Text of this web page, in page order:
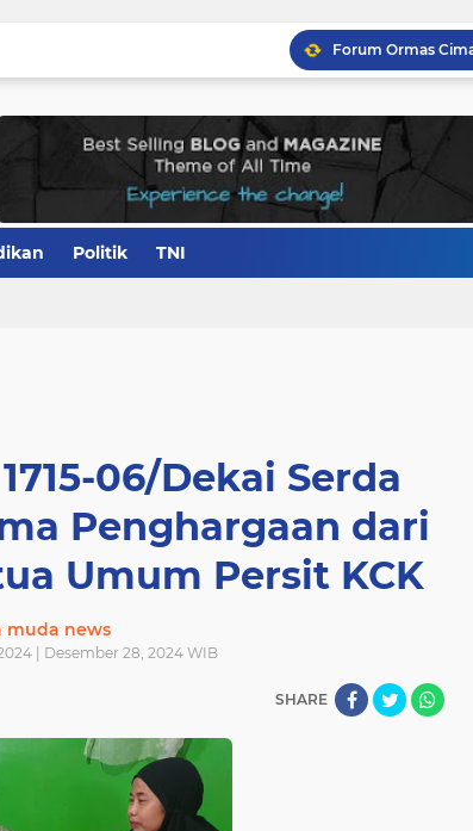
Politik TNI
06/Dekai Serda
Penghargaan dari
Umum Persit KCK
muda news
| Desember 28, 2024 WIB
SHARE